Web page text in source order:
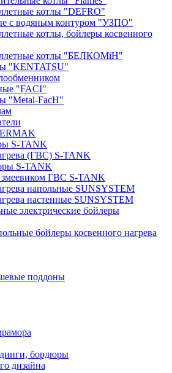
котлы "DEFRO"
с водяным контуром "УЗПО"
котлы, бойлеры косвенного
котлы "БЕЛКОМiН"
"KENTATSU"
"FACI"
"Metal-FacH"
S-TANK
(ГВС) S-TANK
S-TANK
змеевиком ГВС S-TANK
напольные SUNSYSTEM
настенные SUNSYSTEM
электрические бойлеры
бойлеры косвенного нагрева
поддоны
бордюры
дизайна